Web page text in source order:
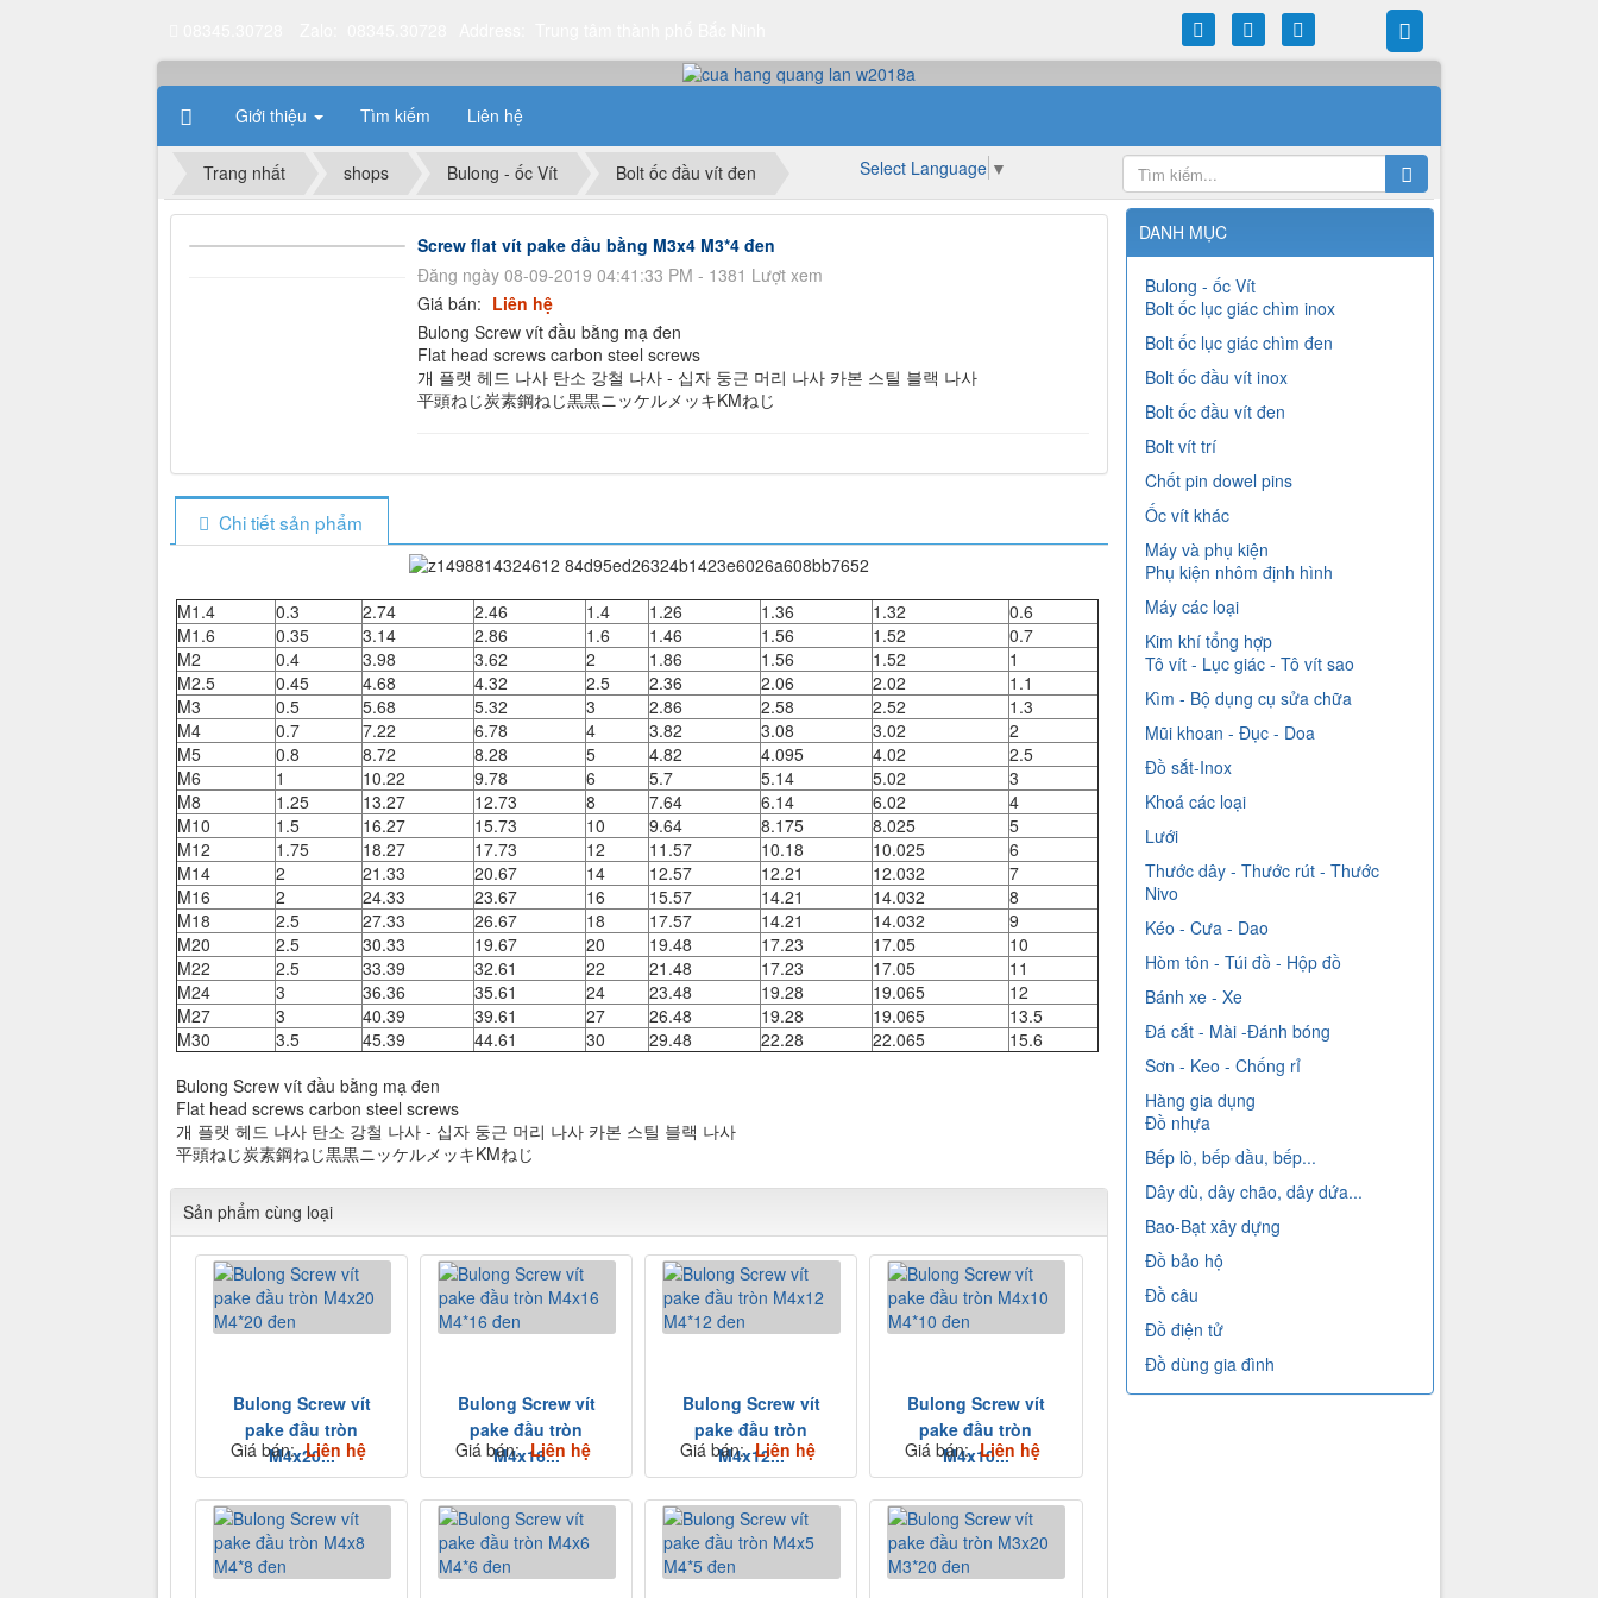
Giới thiệu Tìm kiếm Liên hệ
Trang nhất shops Bulong - ốc Vít Bolt ốc đầu vít đen Select Language ▼
Screw flat vít pake đầu bằng M3x4 M3*4 đen
Đăng ngày 08-09-2019 04:41:33 PM - 1381 Lượt xem
Giá bán: Liên hệ
Bulong Screw vít đầu bằng mạ đen
Flat head screws carbon steel screws
개 플랫 헤드 나사 탄소 강철 나사 - 십자 둥근 머리 나사 카본 스틸 블랙 나사
平頭ねじ炭素鋼ねじ黒黒ニッケルメッキKMねじ
Chi tiết sản phẩm
M1.4 0.3 2.74 2.46 1.4 1.26 1.36 1.32
0.6
M1.6
0.35 3.14 2.86 1.6 1.46 1.56 1.52
0.7
M2
0.4 3.98 3.62 2 1.86 1.56 1.52
1
M2.5
0.45 4.68 4.32 2.5 2.36 2.06 2.02
1.1
M3
0.5 5.68 5.32 3 2.86 2.58 2.52
1.3
M4
0.7 7.22 6.78 4 3.82 3.08 3.02
2
M5
0.8 8.72 8.28 5 4.82 4.095 4.02
2.5
M6
1 10.22 9.78 6 5.7 5.14 5.02
3
M8
1.25 13.27 12.73 8 7.64 6.14 6.02
4
M10
1.5 16.27 15.73 10 9.64 8.175 8.025
5
M12
1.75 18.27 17.73 12 11.57 10.18 10.025
6
M14
2 21.33 20.67 14 12.57 12.21 12.032
7
M16
2 24.33 23.67 16 15.57 14.21 14.032
8
M18
2.5 27.33 26.67 18 17.57 14.21 14.032
9
M20
2.5 30.33 19.67 20 19.48 17.23 17.05
10
M22
2.5 33.39 32.61 22 21.48 17.23 17.05
11
M24
3 36.36 35.61 24 23.48 19.28 19.065
12
M27
3 40.39 39.61 27 26.48 19.28 19.065
13.5
M30
3.5 45.39 44.61 30 29.48 22.28 22.065
15.6
Bulong Screw vít đầu bằng mạ đen
Flat head screws carbon steel screws
개 플랫 헤드 나사 탄소 강철 나사 - 십자 둥근 머리 나사 카본 스틸 블랙 나사
平頭ねじ炭素鋼ねじ黒黒ニッケルメッキKMねじ
Sản phẩm cùng loại
Bulong Screw vít
pake đầu tròn
M4x20...
Giá bán: Liên hệ
Bulong Screw vít
pake đầu tròn
M4x16...
Giá bán: Liên hệ
Bulong Screw vít
pake đầu tròn
M4x12...
Giá bán: Liên hệ
Bulong Screw vít
pake đầu tròn
M4x10...
Giá bán: Liên hệ
DANH MỤC
Bulong - ốc Vít
Bolt ốc lục giác chìm inox
Bolt ốc lục giác chìm đen
Bolt ốc đầu vít inox
Bolt ốc đầu vít đen
Bolt vít trí
Chốt pin dowel pins
Ốc vít khác
Máy và phụ kiện
Phụ kiện nhôm định hình
Máy các loại
Kim khí tổng hợp
Tô vít - Lục giác - Tô vít sao
Kìm - Bộ dụng cụ sửa chữa
Mũi khoan - Đục - Doa
Đồ sắt-Inox
Khoá các loại
Lưới
Thước dây - Thước rút - Thước
Nivo
Kéo - Cưa - Dao
Hòm tôn - Túi đồ - Hộp đồ
Bánh xe - Xe
Đá cắt - Mài -Đánh bóng
Sơn - Keo - Chống rỉ
Hàng gia dụng
Đồ nhựa
Bếp lò, bếp dầu, bếp...
Dây dù, dây chão, dây dứa...
Bao-Bạt xây dựng
Đồ bảo hộ
Đồ câu
Đồ điện tử
Đồ dùng gia đình